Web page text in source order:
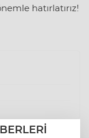
hatırlatırız!